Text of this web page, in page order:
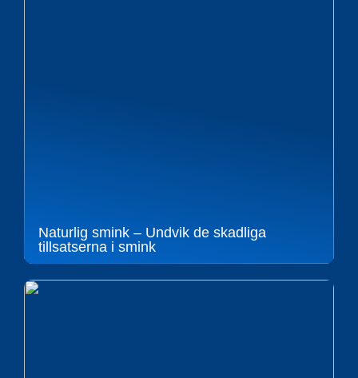
Naturlig smink – Undvik de skadliga
tillsatserna i smink